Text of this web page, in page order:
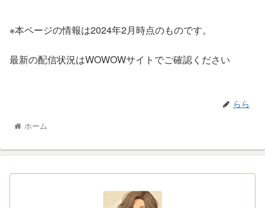
※本ページの情報は2024年2月時点のものです。
最新の配信状況はWOWOWサイトでご確認ください
らら
ホーム